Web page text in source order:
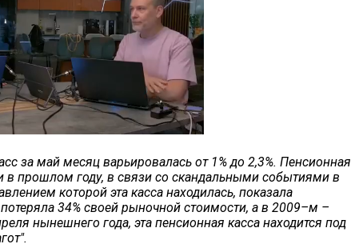
за май месяц варьировалась от 1% до 2,3%. Пенсионная
прошлом году, в связи со скандальными событиями в
которой эта касса находилась, показала
34% своей рыночной стоимости, а в 2009–м –
нынешнего года, эта пенсионная касса находится под